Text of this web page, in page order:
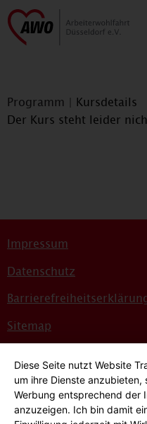
Programm
Kursdetails
Der Kurs steht leider
Impressum
Datenschutz
Sitemap
Cookie-Einstellungen
Diese Seite nutzt Website
um ihre Dienste
Werbung entsprechend der
anzuzeigen. Ich bin damit